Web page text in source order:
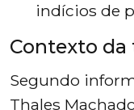
indícios de
Contexto da
Segundo
Thales